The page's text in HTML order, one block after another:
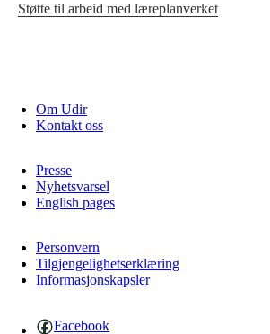
Støtte til arbeid med læreplanverket
Om Udir
Kontakt oss
Presse
Nyhetsvarsel
English pages
Personvern
Tilgjengelighetserklæring
Informasjonskapsler
Facebook